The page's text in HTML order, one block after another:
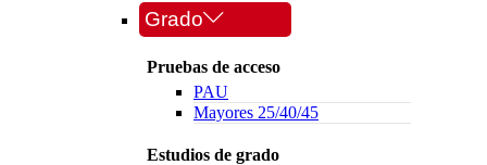
Grado
Pruebas de acceso
PAU
Mayores 25/40/45
Estudios de grado